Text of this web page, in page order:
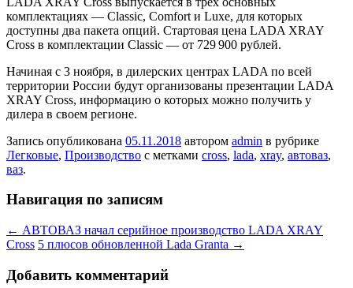
комплектациях — Classic, Comfort и Luxe, для которых
доступны два пакета опций. Стартовая цена LADA XRAY
Cross в комплектации Classic — от 729 900 рублей.
Начиная с 3 ноября, в дилерских центрах LADA по всей
территории России будут организованы презентации LADA
XRAY Cross, информацию о которых можно получить у
дилера в своем регионе.
Запись опубликована 05.11.2018 автором admin в рубрике
Легковые, Производство с метками cross, lada, xray, автоваз,
ваз.
Навигация по записям
← АВТОВАЗ начал серийное производство LADA XRAY
Cross 5 плюсов обновленной Lada Granta →
Добавить комментарий